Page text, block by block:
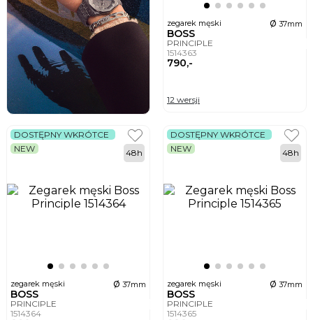
zegarek męski ø 37mm
BOSS
PRINCIPLE
1514363
790,-
12 wersji
zegarek męski ø 37mm
BOSS
PRINCIPLE
1514364
DOSTĘPNY WKRÓTCE
NEW
48h
zegarek męski ø 37mm
BOSS
PRINCIPLE
1514365
DOSTĘPNY WKRÓTCE
NEW
48h